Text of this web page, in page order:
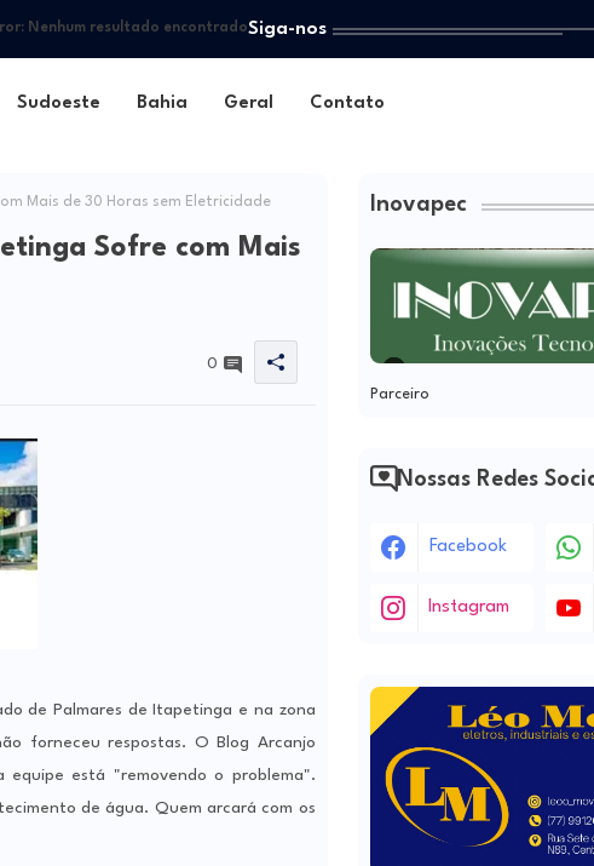
Nenhum resultado encontradoSiga-nos
Sudoeste Bahia Geral Contato
Mais de 30 Horas sem Eletricidade
Sofre com Mais
0
de Palmares de Itapetinga e na zona
forneceu respostas. O Blog Arcanjo
equipe está "removendo o problema".
de água. Quem arcará com os
Inovapec
Parceiro
Nossas Redes
Facebook
Instagram